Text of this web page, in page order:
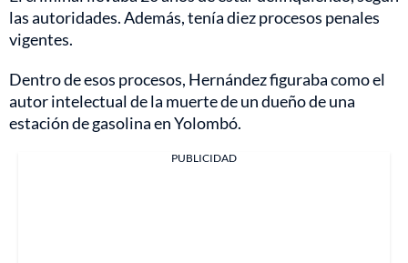
las autoridades. Además, tenía diez procesos penales
vigentes.
Dentro de esos procesos, Hernández figuraba como el
autor intelectual de la muerte de un dueño de una
estación de gasolina en Yolombó.
PUBLICIDAD